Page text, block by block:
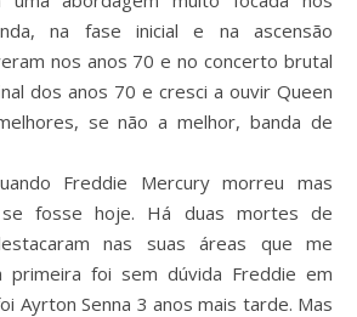
na fase inicial e na ascensão
nos anos 70 e no concerto brutal
dos anos 70 e cresci a ouvir Queen
se não a melhor, banda de
Freddie Mercury morreu mas
fosse hoje. Há duas mortes de
nas suas áreas que me
primeira foi sem dúvida Freddie em
Ayrton Senna 3 anos mais tarde. Mas